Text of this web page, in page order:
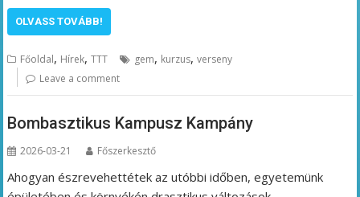
OLVASS TOVÁBB!
Főoldal, Hírek,TTT gem, kurzus,verseny
Leave a comment
Bombasztikus Kampusz Kampány
2026-03-21 Főszerkesztő
Ahogyan észrevehettétek az utóbbi időben, egyetemünk